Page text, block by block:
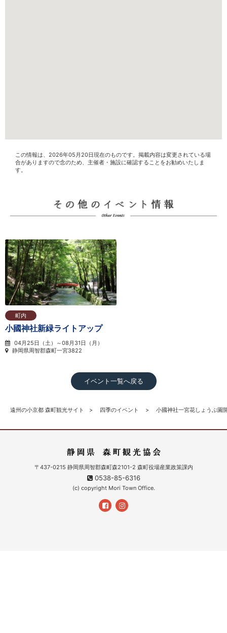
この情報は、2026年05月20日現在のものです。掲載内容は変更されている場
合がありますので念のため、主催者・施設に確認することをお勧めいたしま
す。
町内
小國神社新緑ライトアップ
04月25日（土）～08月31日（月）
静岡県周智郡森町一宮3822
イベント一覧へ戻る
遠州の小京都 森町観光サイト 四季のイベント 小國神社一宮花しょうぶ園
〒437-0215 静岡県周智郡森町森2101-2 森町役場産業政策課内
0538-85-6316
(c) copyright Mori Town Office.